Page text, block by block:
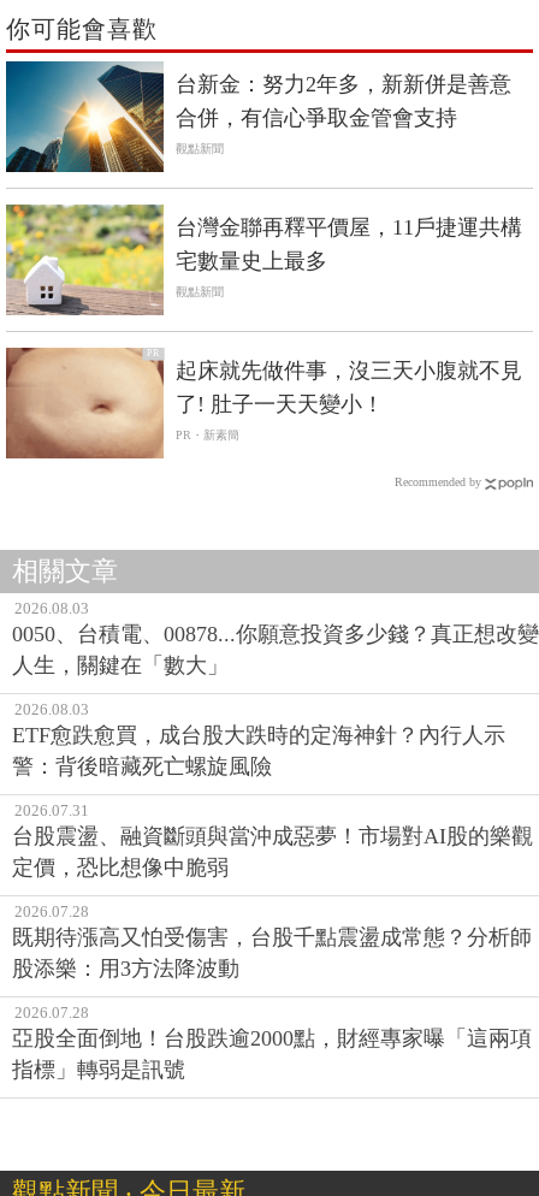
你可能會喜歡
台新金：努力2年多，新新併是善意
合併，有信心爭取金管會支持
觀點新聞
台灣金聯再釋平價屋，11戶捷運共構
宅數量史上最多
觀點新聞
PR
起床就先做件事，沒三天小腹就不見
了! 肚子一天天變小！
PR・新素簡
Recommended by
相關文章
2026.08.03
0050、台積電、00878...你願意投資多少錢？真正想改變
人生，關鍵在「數大」
2026.08.03
ETF愈跌愈買，成台股大跌時的定海神針？內行人示
警：背後暗藏死亡螺旋風險
2026.07.31
台股震盪、融資斷頭與當沖成惡夢！市場對AI股的樂觀
定價，恐比想像中脆弱
2026.07.28
既期待漲高又怕受傷害，台股千點震盪成常態？分析師
股添樂：用3方法降波動
2026.07.28
亞股全面倒地！台股跌逾2000點，財經專家曝「這兩項
指標」轉弱是訊號